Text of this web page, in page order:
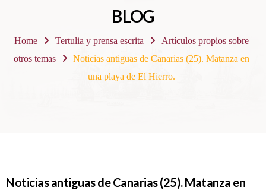
BLOG
Home Tertulia y prensa escrita
Artículos propios sobre
otros temas
Noticias antiguas de Canarias (25). Matanza en
una playa de El Hierro.
Noticias antiguas de Canarias (25). Matanza en